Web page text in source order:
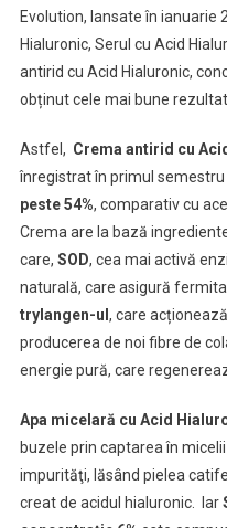
Evolution, lansate în ianuarie
Hialuronic, Serul cu Acid
antirid cu Acid Hialuronic,
obținut cele mai bune
Astfel, Crema antirid cu
înregistrat în primul semestru
peste 54%, comparativ cu
Crema are la bază
care, SOD, cea mai activă
naturală, care asigură
trylangen-ul , care
producerea de noi fibre de
energie pură, care
Apa micelară cu Acid
buzele prin captarea în
impurităţi, lăsând pielea
creat de acidul hialuronic. Iar